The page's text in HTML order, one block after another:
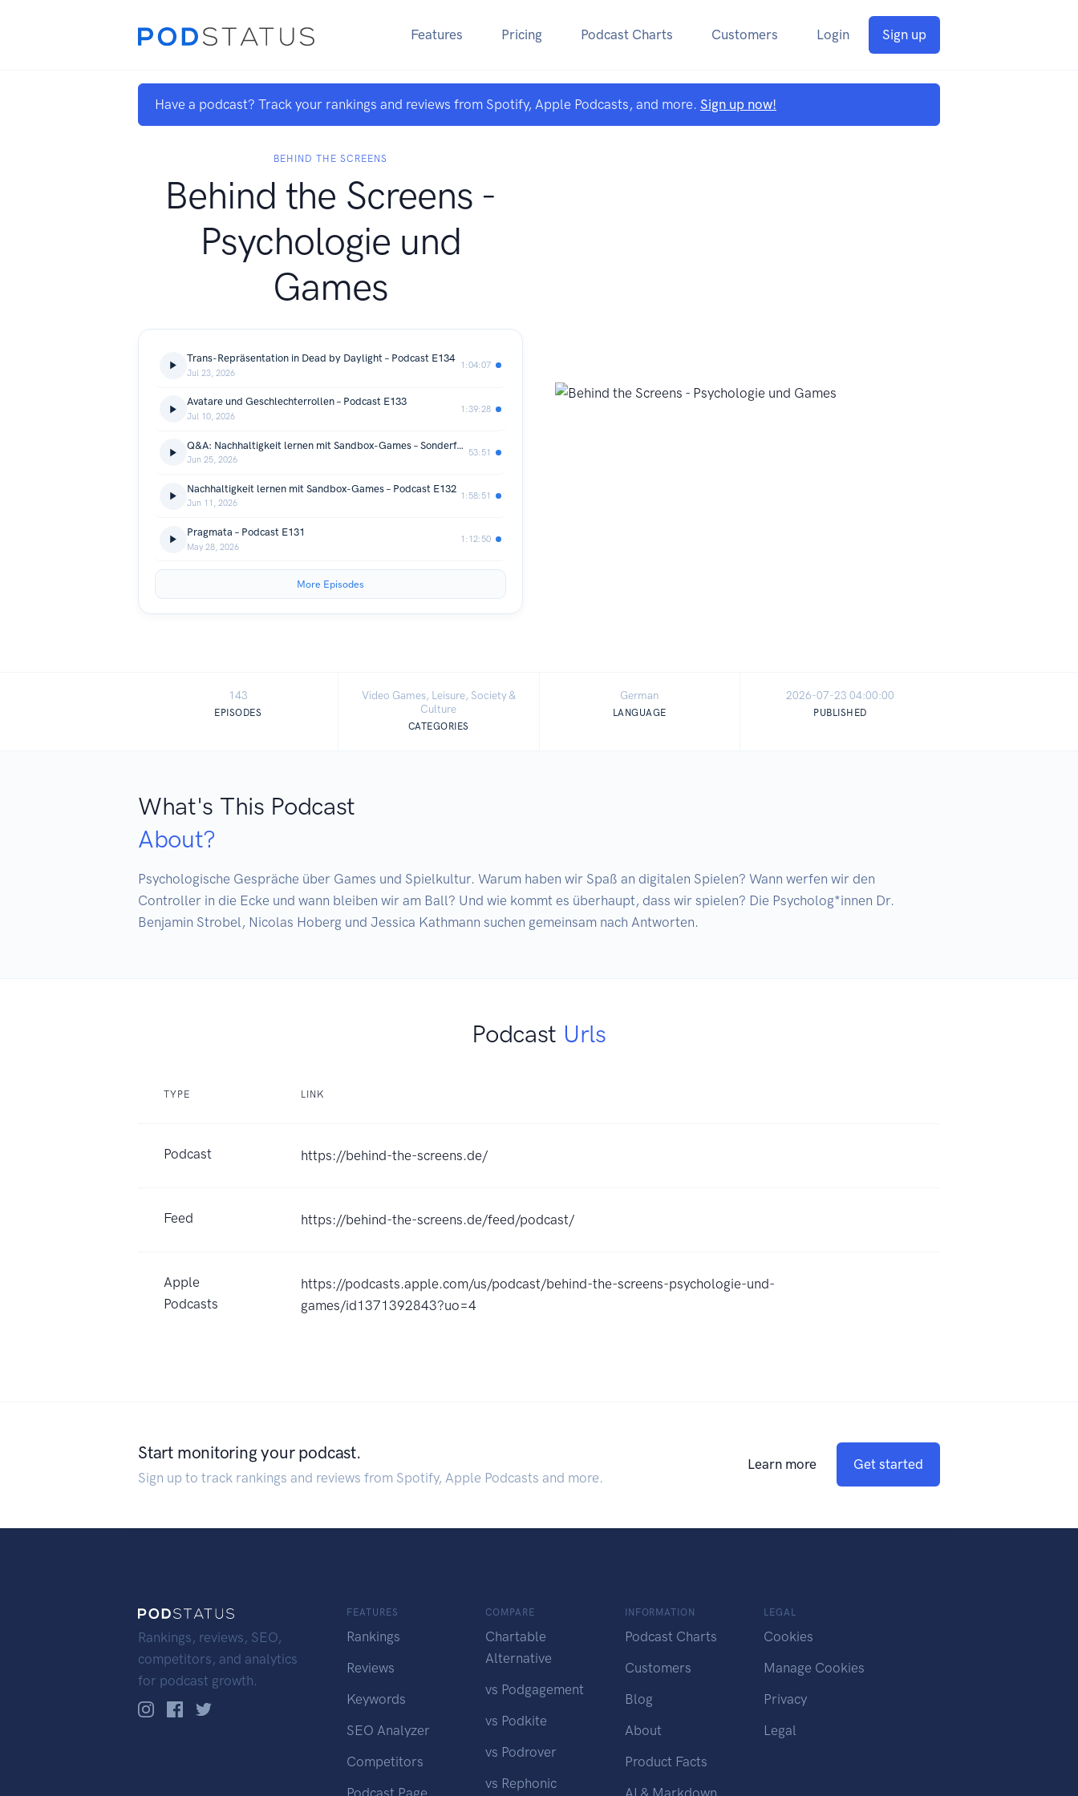
Features Pricing Podcast Charts Customers Login Sign up
Have a podcast? Track your rankings and reviews from Spotify, Apple Podcasts, and more. Sign up now!
BEHIND THE SCREENS
Behind the Screens -
Psychologie und
Games
Trans-Repräsentation in Dead by Daylight – Podcast E134
Jul 23, 2026
1:04:07
Avatare und Geschlechterrollen – Podcast E133
Jul 10, 2026
1:39:28
Q&A: Nachhaltigkeit lernen mit Sandbox-Games – Sonderfolge
Jun 25, 2026
53:51
Nachhaltigkeit lernen mit Sandbox-Games – Podcast E132
Jun 11, 2026
1:58:51
Pragmata – Podcast E131
May 28, 2026
1:12:50
More Episodes
143
EPISODES
Video Games, Leisure, Society &
Culture
CATEGORIES
German
LANGUAGE
2026-07-23 04:00:00
PUBLISHED
What's This Podcast
About?
Psychologische Gespräche über Games und Spielkultur. Warum haben wir Spaß an digitalen Spielen? Wann werfen wir den
Controller in die Ecke und wann bleiben wir am Ball? Und wie kommt es überhaupt, dass wir spielen? Die Psycholog*innen Dr.
Benjamin Strobel, Nicolas Hoberg und Jessica Kathmann suchen gemeinsam nach Antworten.
Podcast Urls
TYPE LINK
Podcast https://behind-the-screens.de/
Feed https://behind-the-screens.de/feed/podcast/
Apple
Podcasts
https://podcasts.apple.com/us/podcast/behind-the-screens-psychologie-und-
games/id1371392843?uo=4
Start monitoring your podcast.
Sign up to track rankings and reviews from Spotify, Apple Podcasts and more.
Learn more Get started
Rankings, reviews, SEO,
competitors, and analytics
for podcast growth.
FEATURES
Rankings
Reviews
Keywords
SEO Analyzer
Competitors
Podcast Page
COMPARE
Chartable
Alternative
vs Podgagement
vs Podkite
vs Podrover
vs Rephonic
INFORMATION
Podcast Charts
Customers
Blog
About
Product Facts
AI & Markdown
LEGAL
Cookies
Manage Cookies
Privacy
Legal